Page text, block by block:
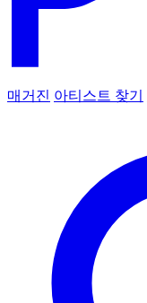
매거진 아티스트 찾기